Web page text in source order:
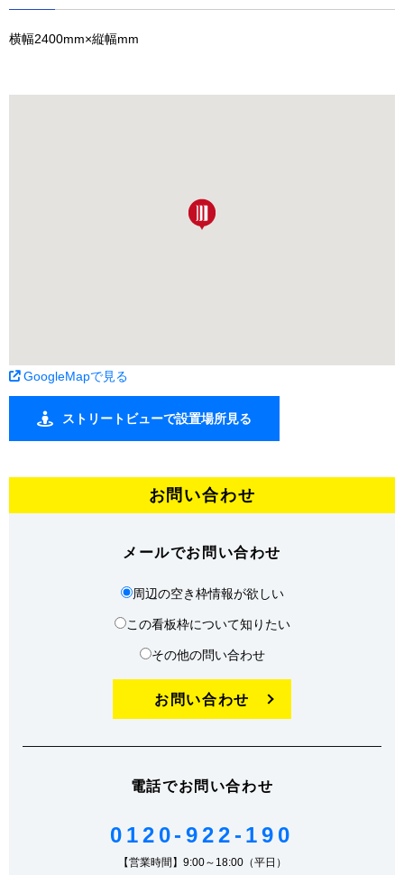
横幅2400mm×縦幅mm
GoogleMapで見る
ストリートビューで設置場所見る
お問い合わせ
メールでお問い合わせ
周辺の空き枠情報が欲しい
この看板枠について知りたい
その他の問い合わせ
お問い合わせ
電話でお問い合わせ
0120-922-190
【営業時間】9:00～18:00（平日）